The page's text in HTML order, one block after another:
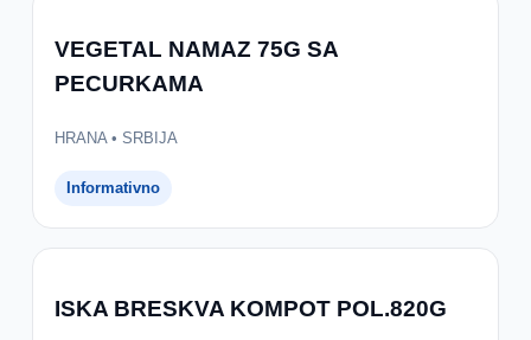
VEGETAL NAMAZ 75G SA
PECURKAMA
HRANA • SRBIJA
Informativno
ISKA BRESKVA KOMPOT POL.820G